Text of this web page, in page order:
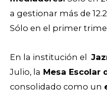
a gestionar más de
Sólo en el primer
En la institución el
Julio, la Mesa Escolar
consolidado como un